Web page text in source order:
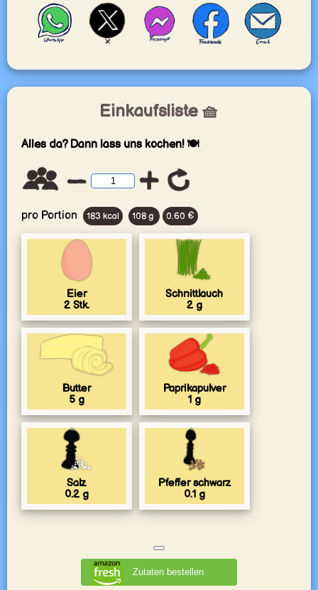
Einkaufsliste 🧺
Alles da? Dann lass uns kochen! 🍽️
pro Portion 183 kcal 108 g 0.60 €
Eier
2 Stk.
Schnittlauch
2 g
Butter
5 g
Paprikapulver
1 g
Salz
0.2 g
Pfeffer schwarz
0.1 g
Zutaten bestellen